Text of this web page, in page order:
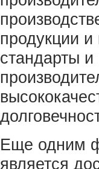
продукции
стандарты
Еще одним
является